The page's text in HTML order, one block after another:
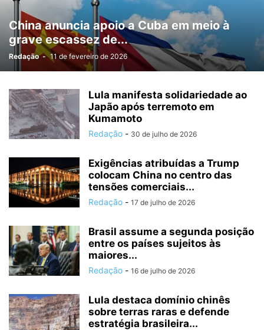
China anuncia apoio a Cuba em meio à
grave escassez de...
Redação - 11 de fevereiro de 2026
Lula manifesta solidariedade ao
Japão após terremoto em
Kumamoto
Redação - 30 de julho de 2026
Exigências atribuídas a Trump
colocam China no centro das
tensões comerciais...
Redação - 17 de julho de 2026
Brasil assume a segunda posição
entre os países sujeitos às
maiores...
Redação - 16 de julho de 2026
Lula destaca domínio chinês
sobre terras raras e defende
estratégia brasileira...